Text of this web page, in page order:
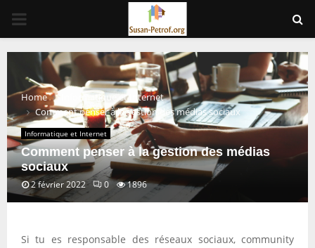
PRIMARY
MENU
Home
Informatique et Internet
Comment penser à la gestion des médias sociaux
Informatique et Internet
Comment penser à la gestion des médias
sociaux
2 février 2022 0 1896
Si tu es responsable des réseaux sociaux, community